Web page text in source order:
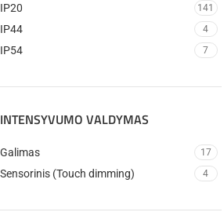
IP20 141
IP44 4
IP54 7
INTENSYVUMO VALDYMAS
Galimas 17
Sensorinis (Touch dimming) 4